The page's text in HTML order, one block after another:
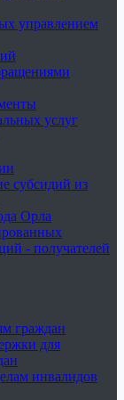
управлением
услуг
субсидий из
Орла
- получателей
граждан
для
инвалидов